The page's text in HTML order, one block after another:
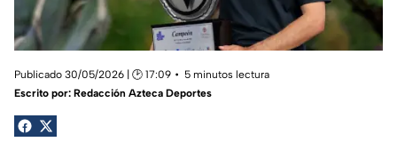
Publicado 30/05/2026 | 🕑 17:09
5 minutos lectura
Escrito por: Redacción Azteca Deportes